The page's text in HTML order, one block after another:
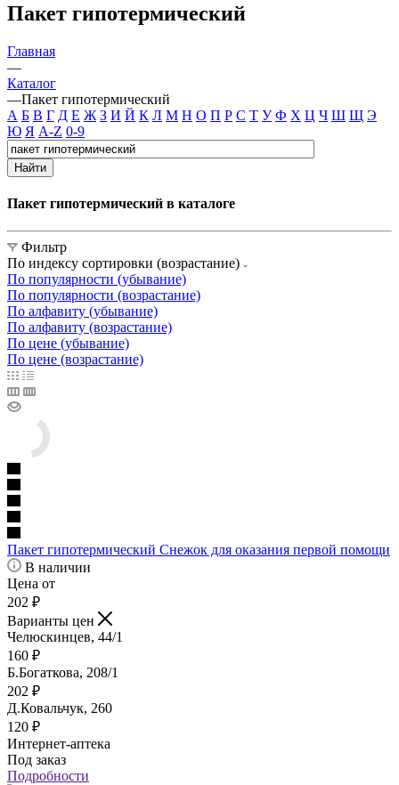
Пакет гипотермический
Главная
—
Каталог
—Пакет гипотермический
А Б В Г Д Е Ж З И Й К Л М Н О П Р С Т У Ф Х Ц Ч Ш Щ Э
Ю Я A-Z 0-9
Найти
Пакет гипотермический в каталоге
Фильтр
По индексу сортировки (возрастание)
По популярности (убывание)
По популярности (возрастание)
По алфавиту (убывание)
По алфавиту (возрастание)
По цене (убывание)
По цене (возрастание)
Пакет гипотермический Снежок для оказания первой помощи
В наличии
Цена от
202 ₽
Варианты цен
Челюскинцев, 44/1
160 ₽
Б.Богаткова, 208/1
202 ₽
Д.Ковальчук, 260
120 ₽
Интернет-аптека
Под заказ
Подробности